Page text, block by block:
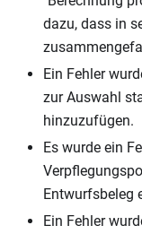
dazu, dass in
Ein Fehler
zur Auswahl
hinzuzufügen.
Es wurde ein
Entwurfsbeleg
Ein Fehler